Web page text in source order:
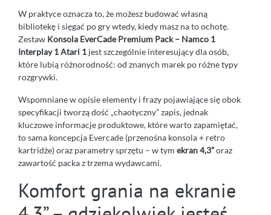
W praktyce oznacza to, że możesz budować własną
bibliotekę i sięgać po gry wtedy, kiedy masz na to ochotę.
Zestaw Konsola EverCade Premium Pack – Namco 1
Interplay 1 Atari 1 jest szczególnie interesujący dla osób,
które lubią różnorodność: od znanych marek po różne typy
rozgrywki.
Wspomniane w opisie elementy i frazy pojawiające się obok
specyfikacji tworzą dość „chaotyczny” zapis, jednak
kluczowe informacje produktowe, które warto zapamiętać,
to sama koncepcja Evercade (przenośna konsola + retro
kartridże) oraz parametry sprzętu – w tym ekran 4,3”oraz
zawartość packa z trzema wydawcami.
Komfort grania na ekranie